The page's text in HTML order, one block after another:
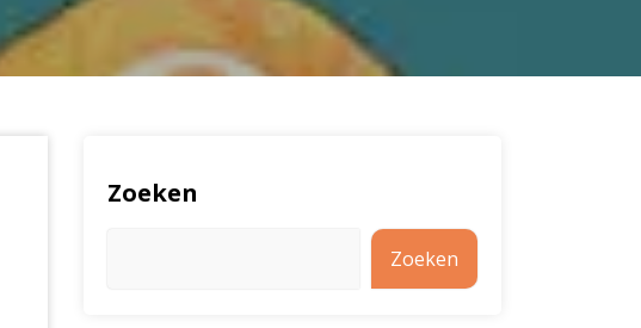
Zoeken
Zoeken